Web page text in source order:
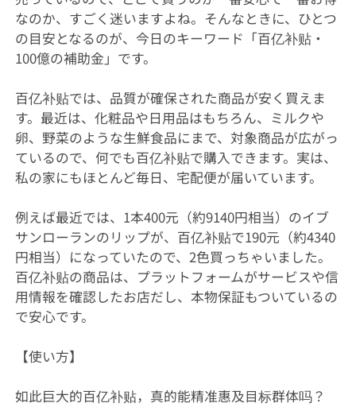
なのか、すごく迷いますよね。そんなときに、ひとつ
の目安となるのが、今日のキーワード「百亿补贴・
100億の補助金」です。
百亿补贴では、品質が確保された商品が安く買えま
す。最近は、化粧品や日用品はもちろん、ミルクや
卵、野菜のような生鮮食品にまで、対象商品が広がっ
ているので、何でも百亿补贴で購入できます。実は、
私の家にもほとんど毎日、宅配便が届いています。
例えば最近では、1本400元（約9140円相当）のイブ
サンローランのリップが、百亿补贴で190元（約4340
円相当）になっていたので、2色買っちゃいました。
百亿补贴の商品は、プラットフォームがサービスや信
用情報を確認したお店だし、本物保証もついているの
で安心です。
【使い方】
如此巨大的‌百亿补贴‌，真的能精准惠及目标群体吗？